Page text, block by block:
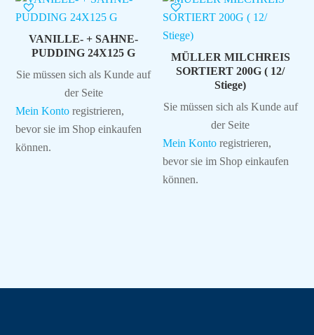
VANILLE- + SAHNE-
PUDDING 24X125 G
Sie müssen sich als Kunde auf
der Seite
Mein Konto registrieren,
bevor sie im Shop einkaufen
können.
MÜLLER MILCHREIS
SORTIERT 200G ( 12/
Stiege)
Sie müssen sich als Kunde auf
der Seite
Mein Konto registrieren,
bevor sie im Shop einkaufen
können.